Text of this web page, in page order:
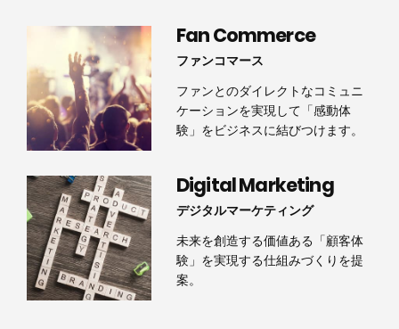
Fan Commerce
ファンコマース
ファンとのダイレクトなコミュニ
ケーションを実現して「感動体
験」をビジネスに結びつけます。
Digital Marketing
デジタルマーケティング
未来を創造する価値ある「顧客体
験」を実現する仕組みづくりを提
案。